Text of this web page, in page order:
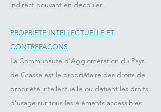
indirect pouvant en découler.
PROPRIETE INTELLECTUELLE ET
CONTREFACONS
La Communauté d'Agglomération du Pays
de Grasse est le propriétaire des droits de
propriété intellectuelle ou détient les droits
d’usage sur tous les éléments accessibles